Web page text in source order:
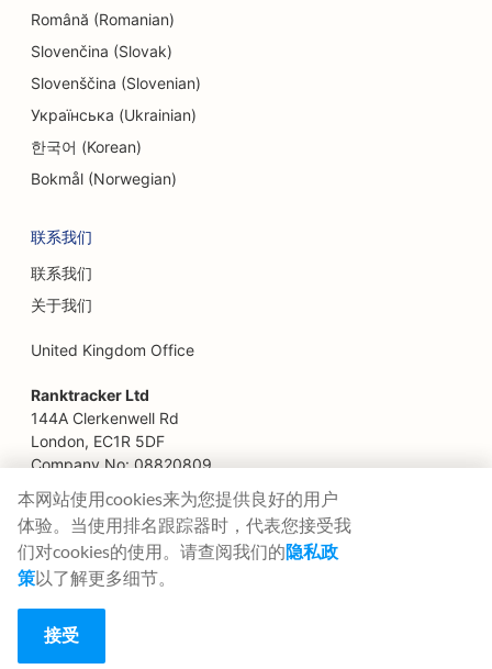
Română (Romanian)
Slovenčina (Slovak)
Slovenščina (Slovenian)
Українська (Ukrainian)
한국어 (Korean)
Bokmål (Norwegian)
联系我们
联系我们
关于我们
United Kingdom Office
Ranktracker Ltd
144A Clerkenwell Rd
London, EC1R 5DF
Company No: 08820809
felix@ranktracker.com
2015 -2026© Ranktracker. All Rights Reserved.
本网站使用cookies来为您提供良好的用户
体验。当使用排名跟踪器时，代表您接受我
们对cookies的使用。请查阅我们的隐私政
策以了解更多细节。
接受